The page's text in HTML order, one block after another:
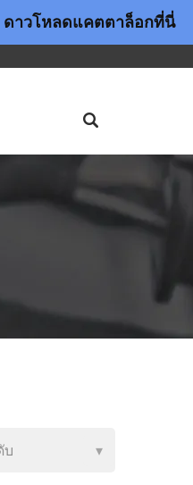
ดาวโหลดแคตตาล็อกที่นี่